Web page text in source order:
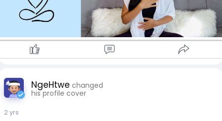
ျွန်မတို့တွေ စိတ်ဖိစီးမှုတွေ ခံစားလာရတဲ့အခါ အတွေးတွေကို
န်းချုပ် ရပ်တန့်လိုကြပါတယ်။ ကျွန်မတို့ ရှောင်ပြေးလေလေ ပိုမို
ြင်းထန်လာတာကြောင့် မိမိစိတ်နဲ့ ခန္ဓာမှာ ဖြစ်ပေါ်လာတဲ့ သိစိတ်
ေ၊ ခံစားချက်တွေကို ထိန်းမချုပ်၊တားမဆီးဘဲ အသိ၊ သတိနဲ့
က်ခံ အသိအမှတ်ပြုပေးနိုင်ပါတယ်။
တ်ဖိစီးမှုကို ဖြစ်စေတဲ့အတွေးတွေ၊ ခံစားချက်တွေကို Journaling
ပ်တာလိုမျိုး ချရေးကြည့်ခြင်းအားဖြင့် ပြန်လည် ဆန်းစစ် သုံးသပ်
ြည့်ပြီး မိမိ ခံစားချက်တွေကို နားထောင်ပေးပါ။
ရေခဲနဲ့ မျက်နှာသစ်လိုက်ပါ
NgeHtwe changed
his profile cover
2 yrs